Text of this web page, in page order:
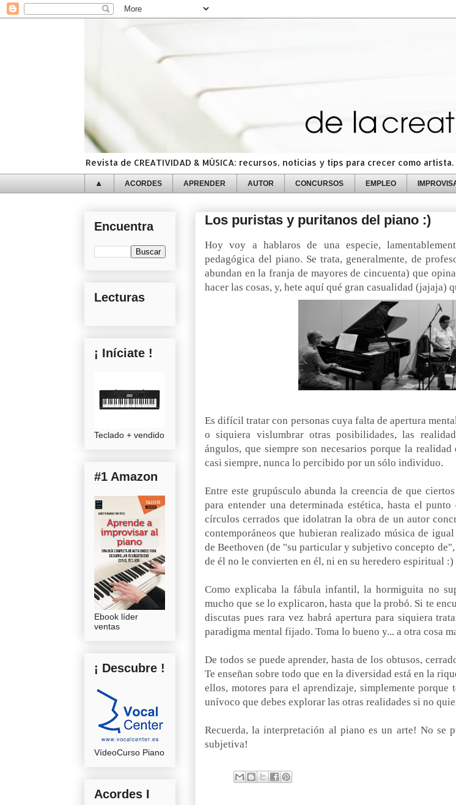
Revista de CREATIVIDAD & MÚSICA: recursos, noticias y tips para crecer como
🔼 ACORDES APRENDER AUTOR CONCURSOS EMPLEO
Los puristas y puritanos del piano :)
Hoy voy a hablaros de una especie,
pedagógica del piano. Se trata, generalmente, de
abundan en la franja de mayores de cincuenta) que
hacer las cosas, y, hete aquí qué gran casualidad (jajaja)
Es difícil tratar con personas cuya falta de apertura
o siquiera vislumbrar otras posibilidades, las
ángulos, que siempre son necesarios porque la
casi siempre, nunca lo percibido por un sólo individuo.
Entre este grupúsculo abunda la creencia de que
para entender una determinada estética, hasta el
círculos cerrados que idolatran la obra de un autor
contemporáneos que hubieran realizado música de
de Beethoven (de "su particular y subjetivo concepto
de él no le convierten en él, ni en su heredero espiritual :)
Como explicaba la fábula infantil, la hormiguita no
mucho que se lo explicaron, hasta que la probó. Si te
discutas pues rara vez habrá apertura para siquiera
paradigma mental fijado. Toma lo bueno y... a otra cosa
De todos se puede aprender, hasta de los obtusos,
Te enseñan sobre todo que en la diversidad está en la
ellos, motores para el aprendizaje, simplemente porque
unívoco que debes explorar las otras realidades si no
Recuerda, la interpretación al piano es un arte! No se
subjetiva!
Encuentra
Lecturas
¡ Iníciate !
Teclado + vendido
#1 Amazon
Ebook líder
ventas
¡ Descubre !
VídeoCurso Piano
Acordes I